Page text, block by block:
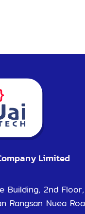
Limited
Building, 2nd
Rangsan Nuea